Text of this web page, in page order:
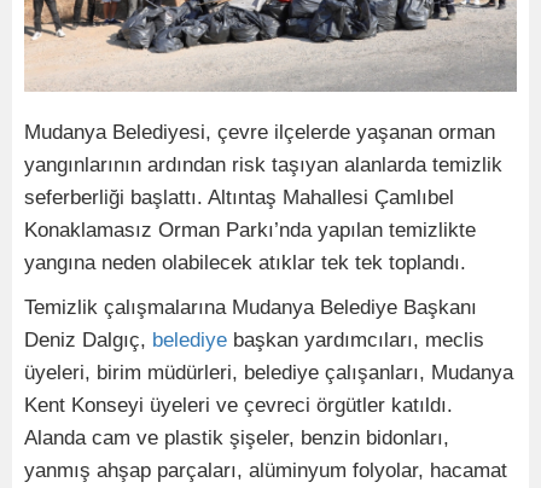
Mudanya Belediyesi, çevre ilçelerde yaşanan orman
yangınlarının ardından risk taşıyan alanlarda temizlik
seferberliği başlattı. Altıntaş Mahallesi Çamlıbel
Konaklamasız Orman Parkı’nda yapılan temizlikte
yangına neden olabilecek atıklar tek tek toplandı.
Temizlik çalışmalarına Mudanya Belediye Başkanı
Deniz Dalgıç, belediye başkan yardımcıları, meclis
üyeleri, birim müdürleri, belediye çalışanları, Mudanya
Kent Konseyi üyeleri ve çevreci örgütler katıldı.
Alanda cam ve plastik şişeler, benzin bidonları,
yanmış ahşap parçaları, alüminyum folyolar, hacamat